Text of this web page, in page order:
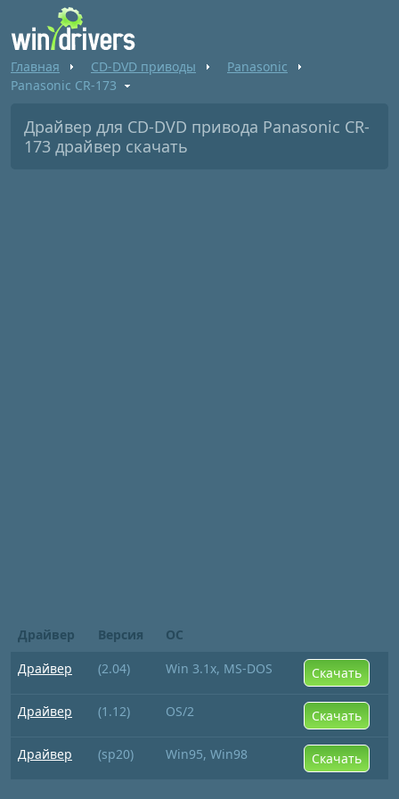
Главная CD-DVD приводы
Panasonic
Panasonic CR-173
Драйвер для CD-DVD привода Panasonic CR-
173 драйвер скачать
Драйвер Версия
ОС
Драйвер
(2.04) Win 3.1x, MS-DOS Скачать
Драйвер (1.12) OS/2 Скачать
Драйвер (sp20) Win95, Win98 Скачать